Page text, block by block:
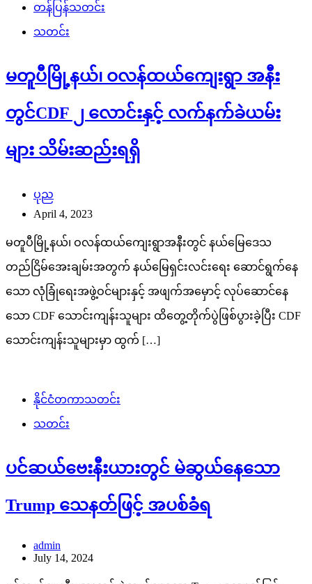
တန်ပြန်သတင်း
သတင်း
မတူပီမြို့နယ်၊ ဝလန်ထယ်ကျေးရွာ အနီး
တွင်CDF ၂ လောင်းနှင့် လက်နက်ခဲယမ်း
များ သိမ်းဆည်းရရှိ
ပုည
April 4, 2023
မတူပီမြို့နယ်၊ ဝလန်ထယ်ကျေးရွာအနီးတွင် နယ်မြေဒေသ
တည်ငြိမ်အေးချမ်းအတွက် နယ်မြေရှင်းလင်းရေး ဆောင်ရွက်နေ
သော လုံခြုံရေးအဖွဲ့ဝင်များနှင့် အဖျက်အမှောင့် လုပ်ဆောင်နေ
သော CDF သောင်းကျန်းသူများ ထိတွေ့တိုက်ပွဲဖြစ်ပွားခဲ့ပြီး CDF
သောင်းကျန်းသူများမှာ ထွက် […]
နိုင်ငံတကာသတင်း
သတင်း
ပင်ဆယ်ဗေးနီးယားတွင် မဲဆွယ်နေသော
Trump သေနတ်ဖြင့် အပစ်ခံရ
admin
July 14, 2024